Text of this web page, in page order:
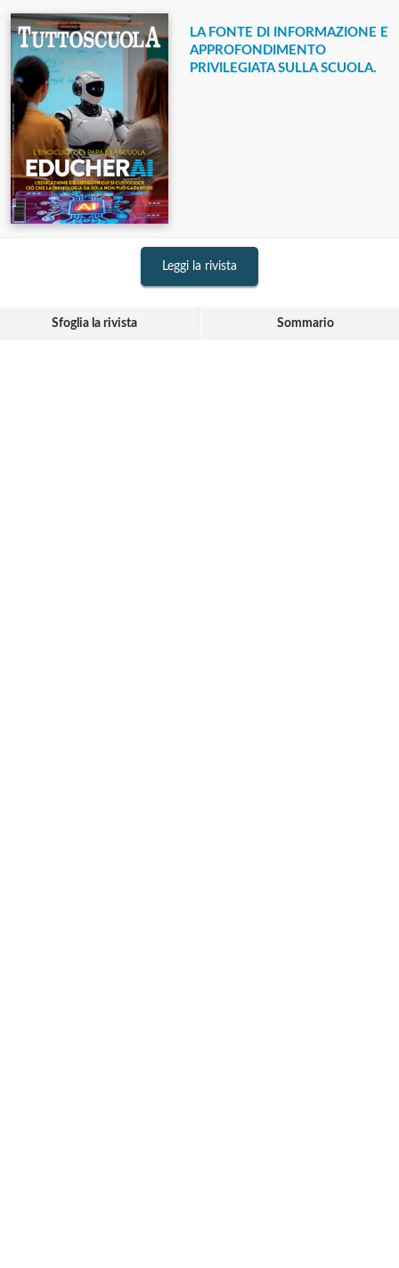
LA FONTE DI INFORMAZIONE E
APPROFONDIMENTO
PRIVILEGIATA SULLA SCUOLA.
Leggi la rivista
Sfoglia la rivista Sommario